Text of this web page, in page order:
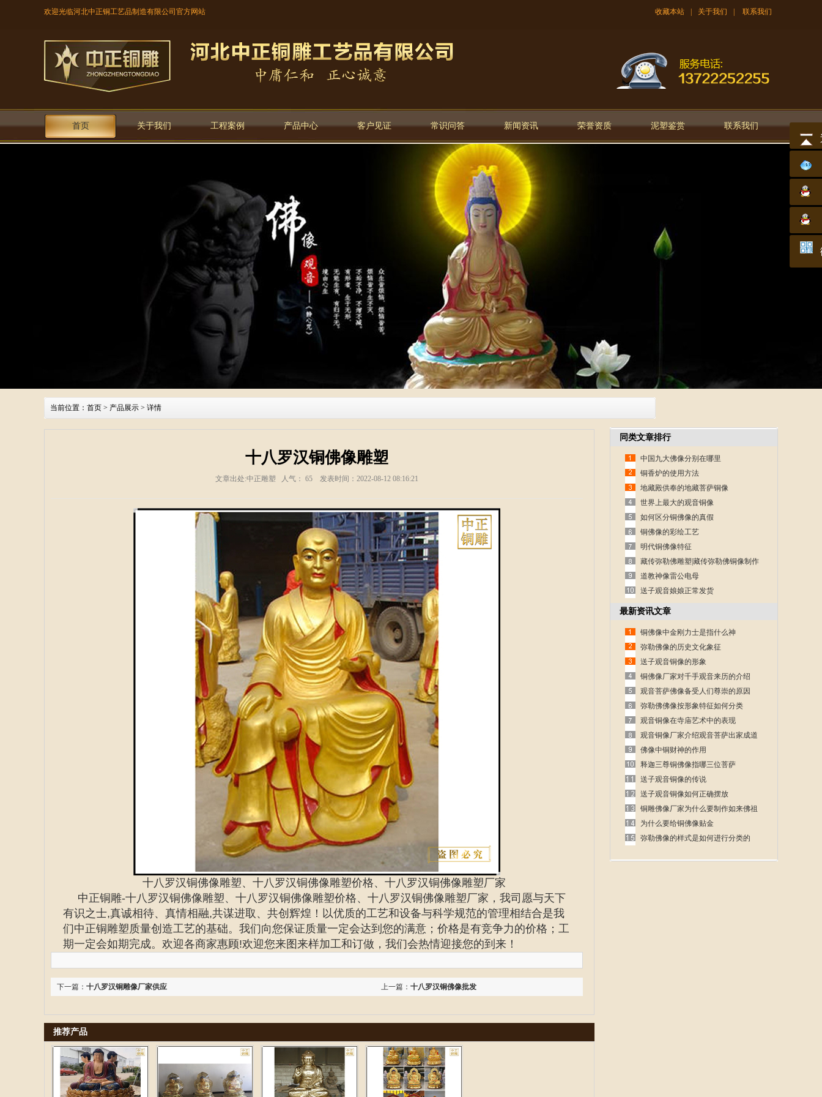
欢迎光临河北中正铜工艺品制造有限公司官方网站 收藏本站 关于我们 联系我们
首页 关于我们 工程案例 产品中心 客户见证 常识问答 新闻资讯 荣誉资质 泥塑鉴赏 联系我们
当前位置： 首页 > 产品展示 > 详情
十八罗汉铜佛像雕塑
文章出处:中正雕塑 人气： 65 发表时间：2022-08-12 08:16:21
十八罗汉铜佛像雕塑、十八罗汉铜佛像雕塑价格、十八罗汉铜佛像雕塑厂家
中正铜雕-十八罗汉铜佛像雕塑、十八罗汉铜佛像雕塑价格、十八罗汉铜佛像雕塑厂家 ，我司愿与天下
有识之士,真诚相待、真情相融,共谋进取、共创辉煌！以优质的工艺和设备与科学规范的管理相结合是我
们中正铜雕塑质量创造工艺的基础。我们向您保证质量一定会达到您的满意；价格是有竞争力的价格；工
期一定会如期完成。欢迎各商家惠顾!欢迎您来图来样加工和订做，我们会热情迎接您的到来！
上一篇： 十八罗汉铜佛像批发
下一篇： 十八罗汉铜雕像厂家供应
推荐产品
同类文章排行
中国九大佛像分别在哪里
铜香炉的使用方法
地藏殿供奉的地藏菩萨铜像
世界上最大的观音铜像
如何区分铜佛像的真假
铜佛像的彩绘工艺
明代铜佛像特征
藏传弥勒佛雕塑|藏传弥勒佛铜像制作
道教神像雷公电母
送子观音娘娘正常发货
最新资讯文章
铜佛像中金刚力士是指什么神
弥勒佛像的历史文化象征
送子观音铜像的形象
铜佛像厂家对千手观音来历的介绍
观音菩萨佛像备受人们尊崇的原因
弥勒佛佛像按形象特征如何分类
观音铜像在寺庙艺术中的表现
观音铜像厂家介绍观音菩萨出家成道
的故事
佛像中铜财神的作用
释迦三尊铜佛像指哪三位菩萨
送子观音铜像的传说
送子观音铜像如何正确摆放
铜雕佛像厂家为什么要制作如来佛祖
呢
为什么要给铜佛像贴金
弥勒佛像的样式是如何进行分类的